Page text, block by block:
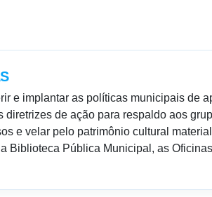
e implantar as políticas municipais de
diretrizes de ação para respaldo aos
e velar pelo patrimônio cultural
Biblioteca Pública Municipal, as